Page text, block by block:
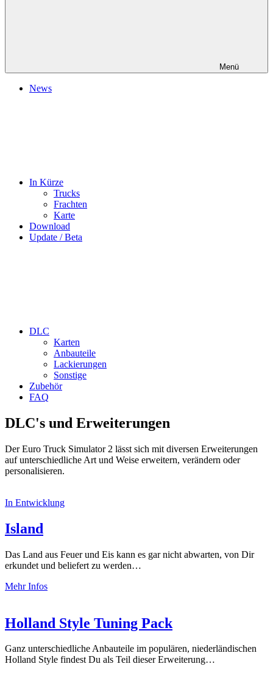
Menü
News
In Kürze
Trucks
Frachten
Karte
Download
Update / Beta
DLC
Karten
Anbauteile
Lackierungen
Sonstige
Zubehör
FAQ
DLC's und Erweiterungen
Der Euro Truck Simulator 2 lässt sich mit diversen Erweiterungen
auf unterschiedliche Art und Weise erweitern, verändern oder
personalisieren.
In Entwicklung
Island
Das Land aus Feuer und Eis kann es gar nicht abwarten, von Dir
erkundet und beliefert zu werden…
Mehr Infos
Holland Style Tuning Pack
Ganz unterschiedliche Anbauteile im populären, niederländischen
Holland Style findest Du als Teil dieser Erweiterung…